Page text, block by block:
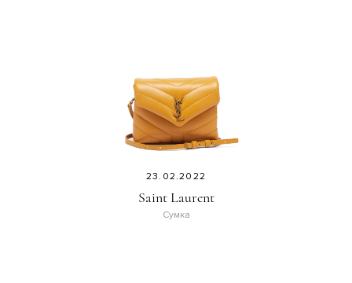
23.02.2022
Saint Laurent
Сумка